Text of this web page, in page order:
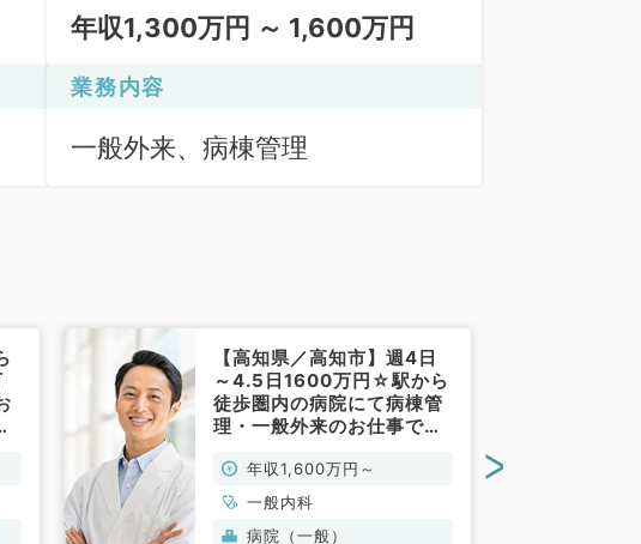
年収1,300万円 ～ 1,600万円
業務内容
一般外来、病棟管理
【高知県／高知市】週4日
～4.5日1600万円☆駅から
徒歩圏内の病院にて病棟管
理・一般外来のお仕事で
年収1,600万円～
一般内科
病院（一般）
>